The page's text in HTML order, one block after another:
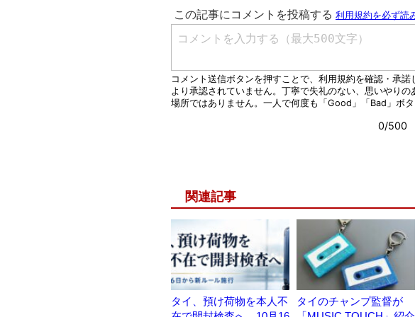
関連記事
タイ、預け荷物を本人不
タイのチャンプ監督が